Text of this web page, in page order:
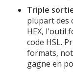
Triple sortie
plupart des
HEX, l'outil
code HSL.
formats,
gagne en